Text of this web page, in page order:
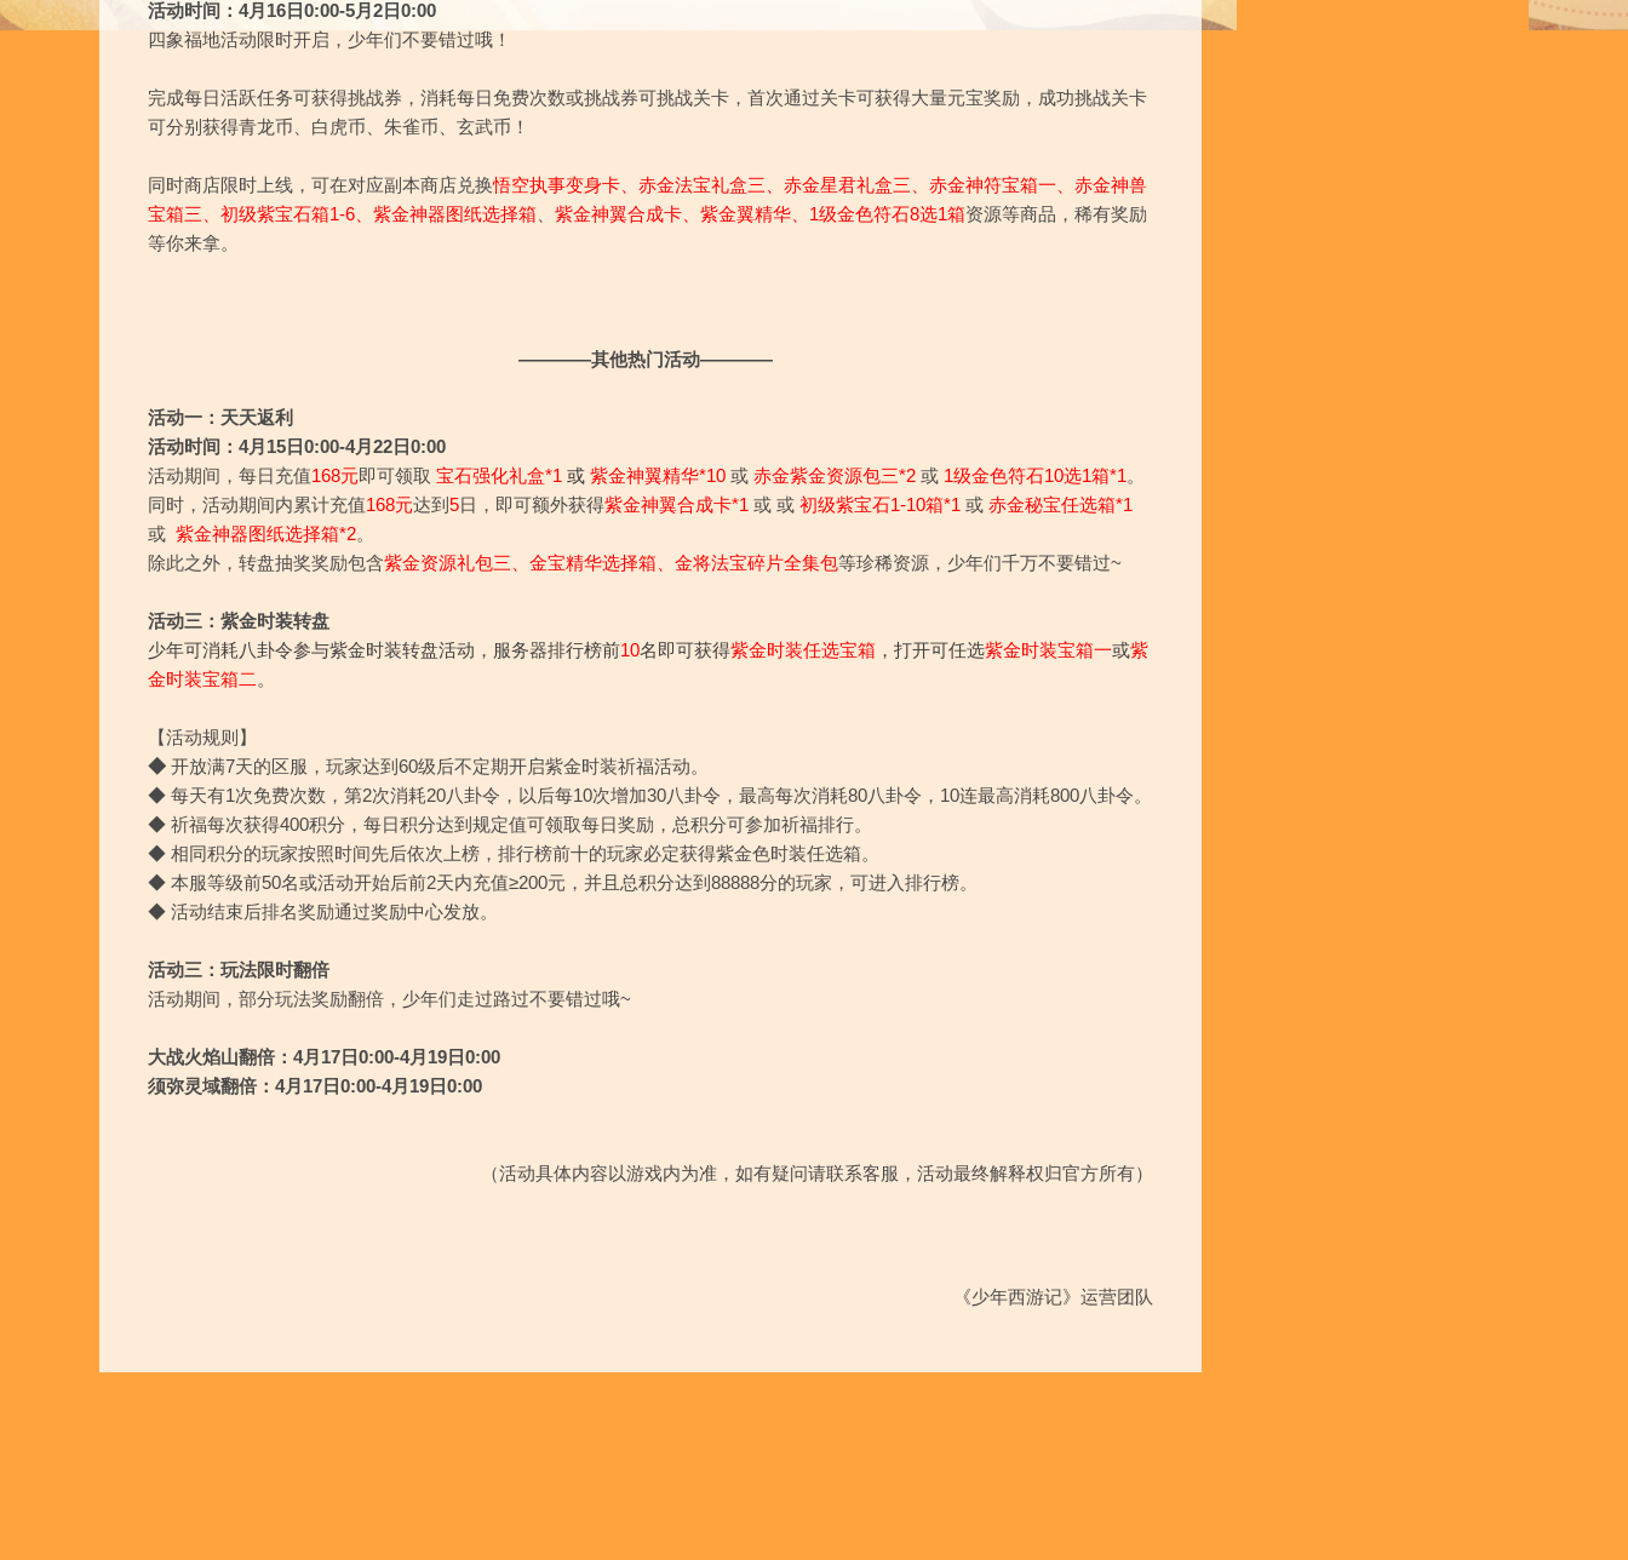
活动时间：4月16日0:00-5月 2 日0:00
四象福地活动限时开启，少年们不要错过哦！
完成每日活跃任务可获得挑战券，消耗每日免费次数或挑战券可挑战关卡，首次通过关卡可获得大量元宝奖励，成功挑战关卡
可分别获得青龙币、白虎币、朱雀币、玄武币！
同时商店限时上线，可在对应副本商店兑换悟空执事变身卡 赤金法宝礼盒三 赤金星君礼盒三 赤金神符宝箱一
赤金神兽
宝箱三
初级紫宝石箱1-6 紫金神器图纸选择箱 紫金神翼合成卡 紫金翼精华 1级金色符石8选1箱资源等商品，稀有奖励
等你来拿。
————其他热门活动————
活动一：天天返利
活动时间：4月15日0:00-4月22日0:00
活动期间，每日充值168元即可领取 宝石强化礼盒*1 或 紫金神翼精华*10 或 赤金紫金资源包三*2 或 1级金色符石10选1箱*1。
同时，活动期间内累计充值168元达到 5日，即可额外获得紫金神翼合成卡*1 或 或 初级紫宝石1-10箱*1 或 赤金秘宝任选箱*1
或 紫金神器图纸选择箱*2。
除此之外，转盘抽奖奖励包含紫金资源礼包三、金宝精华选择箱、金将法宝碎片全集包等珍稀资源，少年们千万不要错过~
活动三：紫金时装转盘
少年可消耗八卦令参与紫金时装转盘活动，服务器排行榜前10名即可获得紫金时装任选宝箱 ，打开可任选紫金时装宝箱一或紫
金时装宝箱二 。
【活动规则】
◆ 开放满7天的区服，玩家达到60级后不定期开启紫金时装祈福活动。
◆ 每天有1次免费次数，第2次消耗20八卦令，以后每10次增加30八卦令，最高每次消耗80八卦令，10连最高消耗800八卦令。
◆ 祈福每次获得400积分，每日积分达到规定值可领取每日奖励，总积分可参加祈福排行。
◆ 相同积分的玩家按照时间先后依次上榜，排行榜前十的玩家必定获得紫金色时装任选箱。
◆ 本服等级前50名或活动开始后前2天内充值≥200元，并且总积分达到88888分的玩家，可进入排行榜。
◆ 活动结束后排名奖励通过奖励中心发放。
活动三：玩法限时翻倍
活动期间，部分玩法奖励翻倍，少年们走过路过不要错过哦~
大战火焰山翻倍：4月17日0:00-4月19日0:00
须弥灵域翻倍：4月17日0:00-4月19日0:00
（活动具体内容以游戏内为准，如有疑问请联系客服，活动最终解释权归官方所有）
《少年西游记》运营团队